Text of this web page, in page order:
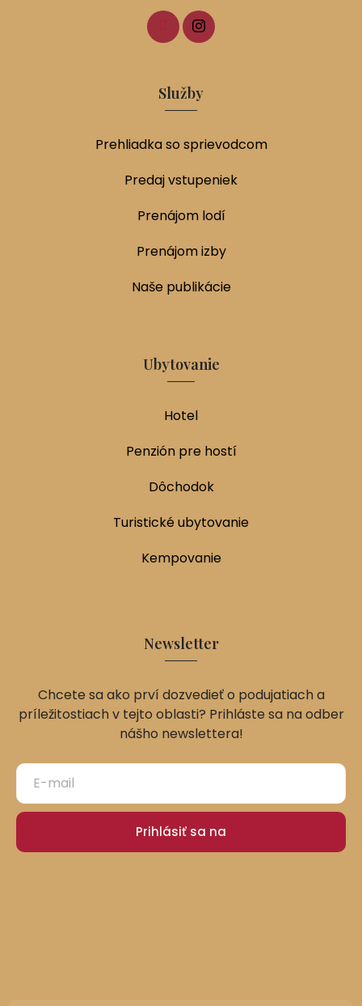
Služby
Prehliadka so sprievodcom
Predaj vstupeniek
Prenájom lodí
Prenájom izby
Naše publikácie
Ubytovanie
Hotel
Penzión pre hostí
Dôchodok
Turistické ubytovanie
Kempovanie
Newsletter
Chcete sa ako prví dozvedieť o podujatiach a
príležitostiach v tejto oblasti? Prihláste sa na odber
nášho newslettera!
Prihlásiť sa na